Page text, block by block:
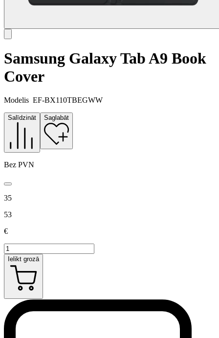
Samsung Galaxy Tab A9 Book
Cover
Modelis EF-BX110TBEGWW
Salīdzināt Saglabāt
Bez PVN
35
53
€
Ielikt grozā